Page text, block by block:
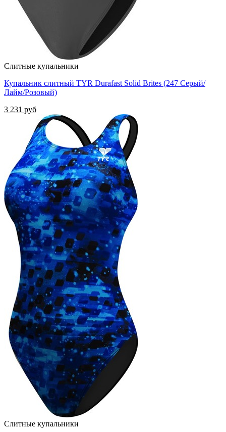
Слитные купальники
Купальник слитный TYR Durafast Solid Brites (247 Серый/
Лайм/Розовый)
3 231 руб
Слитные купальники